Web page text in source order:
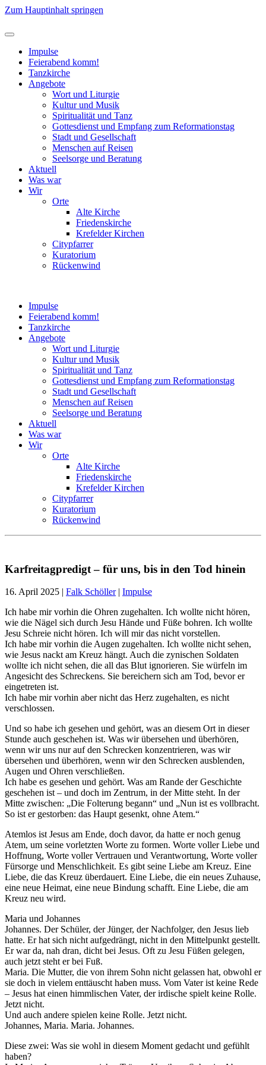
Zum Hauptinhalt springen
Impulse
Feierabend komm!
Tanzkirche
Angebote
Wort und Liturgie
Kultur und Musik
Spiritualität und Tanz
Gottesdienst und Empfang zum Reformationstag
Stadt und Gesellschaft
Menschen auf Reisen
Seelsorge und Beratung
Aktuell
Was war
Wir
Orte
Alte Kirche
Friedenskirche
Krefelder Kirchen
Citypfarrer
Kuratorium
Rückenwind
Impulse
Feierabend komm!
Tanzkirche
Angebote
Wort und Liturgie
Kultur und Musik
Spiritualität und Tanz
Gottesdienst und Empfang zum Reformationstag
Stadt und Gesellschaft
Menschen auf Reisen
Seelsorge und Beratung
Aktuell
Was war
Wir
Orte
Alte Kirche
Friedenskirche
Krefelder Kirchen
Citypfarrer
Kuratorium
Rückenwind
Karfreitagpredigt – für uns, bis in den Tod hinein
16. April 2025 | Falk Schöller| Impulse
Ich habe mir vorhin die Ohren zugehalten. Ich wollte nicht hören,
wie die Nägel sich durch Jesu Hände und Füße bohren. Ich wollte
Jesu Schreie nicht hören. Ich will mir das nicht vorstellen.
Ich habe mir vorhin die Augen zugehalten. Ich wollte nicht sehen,
wie Jesus nackt am Kreuz hängt. Auch die zynischen Soldaten
wollte ich nicht sehen, die all das Blut ignorieren. Sie würfeln im
Angesicht des Schreckens. Sie bereichern sich am Tod, bevor er
eingetreten ist.
Ich habe mir vorhin aber nicht das Herz zugehalten, es nicht
verschlossen.
Und so habe ich gesehen und gehört, was an diesem Ort in dieser
Stunde auch geschehen ist. Was wir übersehen und überhören,
wenn wir uns nur auf den Schrecken konzentrieren, was wir
übersehen und überhören, wenn wir den Schrecken ausblenden,
Augen und Ohren verschließen.
Ich habe es gesehen und gehört. Was am Rande der Geschichte
geschehen ist – und doch im Zentrum, in der Mitte steht. In der
Mitte zwischen: „Die Folterung begann“ und „Nun ist es vollbracht.
So ist er gestorben: das Haupt gesenkt, ohne Atem.“
Atemlos ist Jesus am Ende, doch davor, da hatte er noch genug
Atem, um seine vorletzten Worte zu formen. Worte voller Liebe und
Hoffnung, Worte voller Vertrauen und Verantwortung, Worte voller
Fürsorge und Menschlichkeit. Es gibt seine Liebe am Kreuz. Eine
Liebe, die das Kreuz überdauert. Eine Liebe, die ein neues Zuhause,
eine neue Heimat, eine neue Bindung schafft. Eine Liebe, die am
Kreuz neu wird.
Maria und Johannes
Johannes. Der Schüler, der Jünger, der Nachfolger, den Jesus lieb
hatte. Er hat sich nicht aufgedrängt, nicht in den Mittelpunkt gestellt.
Er war da, nah dran, dicht bei Jesus. Oft zu Jesu Füßen gelegen,
auch jetzt steht er bei Fuß.
Maria. Die Mutter, die von ihrem Sohn nicht gelassen hat, obwohl er
sie doch in vielem enttäuscht haben muss. Vom Vater ist keine Rede
– Jesus hat einen himmlischen Vater, der irdische spielt keine Rolle.
Jetzt nicht.
Und auch andere spielen keine Rolle. Jetzt nicht.
Johannes, Maria. Maria. Johannes.
Diese zwei: Was sie wohl in diesem Moment gedacht und gefühlt
haben?